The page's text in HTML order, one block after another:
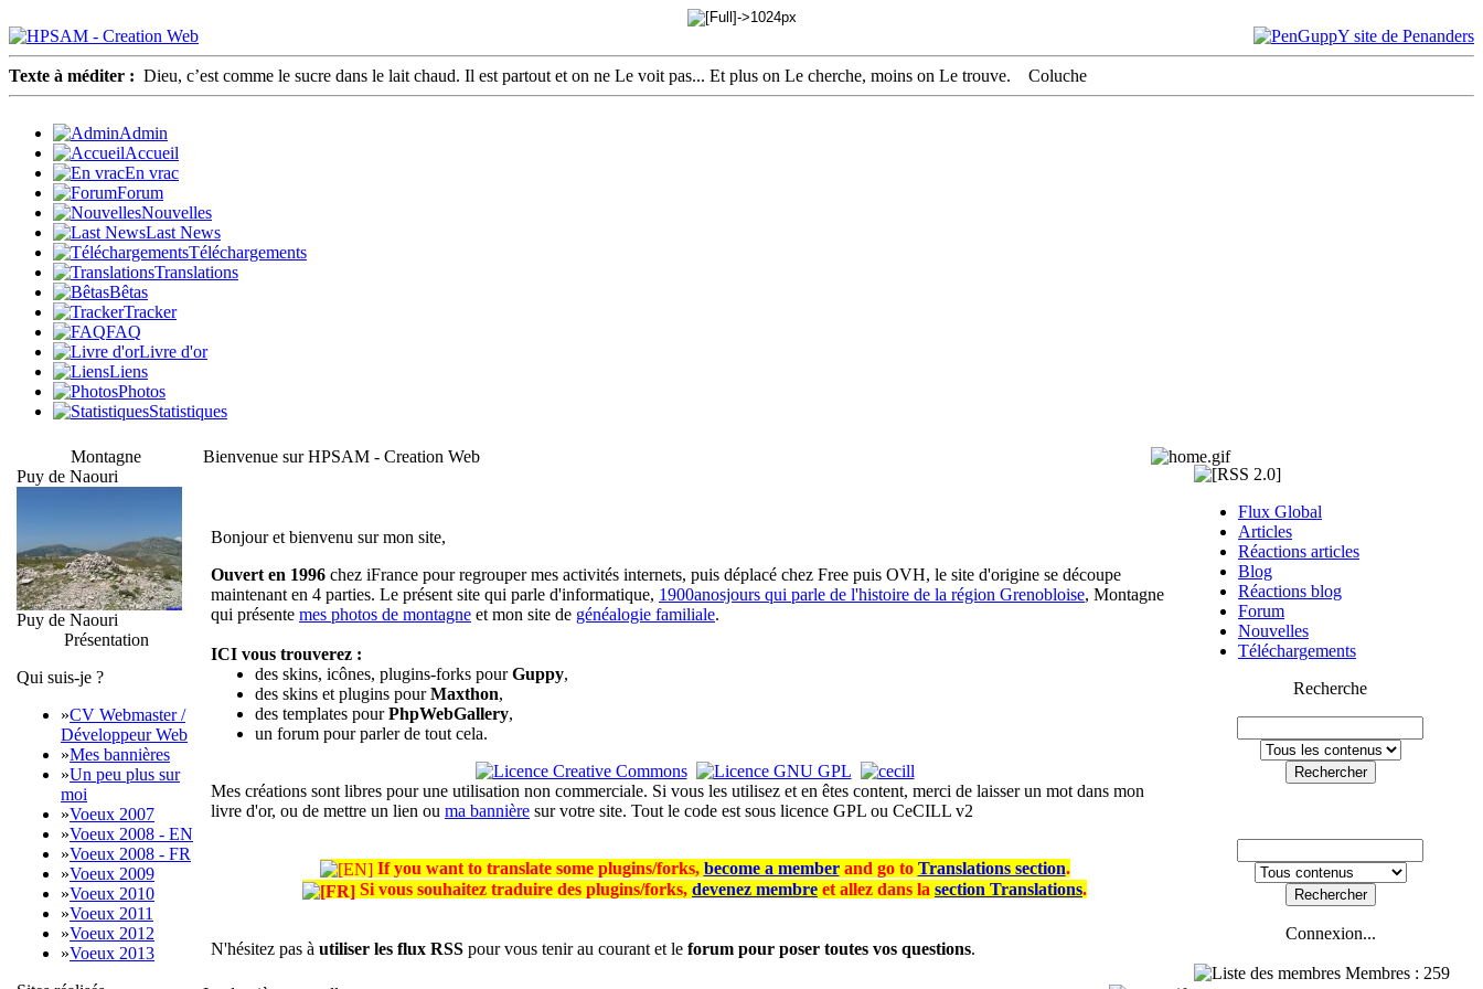
Texte à méditer : Dieu, c’est comme le sucre dans le lait chaud. Il est partout et on ne Le voit pas... Et plus on Le cherche, moins on Le trouve. Coluche
Admin
Accueil
En vrac
Forum
Nouvelles
Last News
Téléchargements
Translations
Bêtas
Tracker
FAQ
Livre d'or
Liens
Photos
Statistiques
Montagne
Puy de Naouri
Puy de Naouri
Présentation
Qui suis-je ?
»CV Webmaster /
Développeur Web
»Mes bannières
»Un peu plus sur
moi
»Voeux 2007
»Voeux 2008 - EN
»Voeux 2008 - FR
»Voeux 2009
»Voeux 2010
»Voeux 2011
»Voeux 2012
»Voeux 2013
Bienvenue sur HPSAM - Creation Web
Bonjour et bienvenu sur mon site,
Ouvert en 1996 chez iFrance pour regrouper mes activités internets, puis déplacé chez Free puis OVH, le site d'origine se découpe
maintenant en 4 parties. Le présent site qui parle d'informatique, 1900anosjours qui parle de l'histoire de la région Grenobloise, Montagne
qui présente mes photos de montagne et mon site de généalogie familiale.
ICI vous trouverez :
des skins, icônes, plugins-forks pourGuppy,
des skins et plugins pourMaxthon,
des templates pourPhpWebGallery,
un forum pour parler de tout cela.
Mes créations sont libres pour une utilisation non commerciale. Si vous les utilisez et en êtes content, merci de laisser un mot dans mon
livre d'or, ou de mettre un lien ou ma bannière sur votre site. Tout le code est sous licence GPL ou CeCILL v2
If you want to translate some plugins/forks, become a memberand go to Translations section.
Si vous souhaitez traduire des plugins/forks, devenez membre et allez dans la section Translations.
N'hésitez pas à utiliser les flux RSS pour vous tenir au courant et le forum pour poser toutes vos questions.
Flux Global
Articles
Réactions articles
Blog
Réactions blog
Forum
Nouvelles
Téléchargements
Recherche
Rechercher
Connexion...
Membres : 259